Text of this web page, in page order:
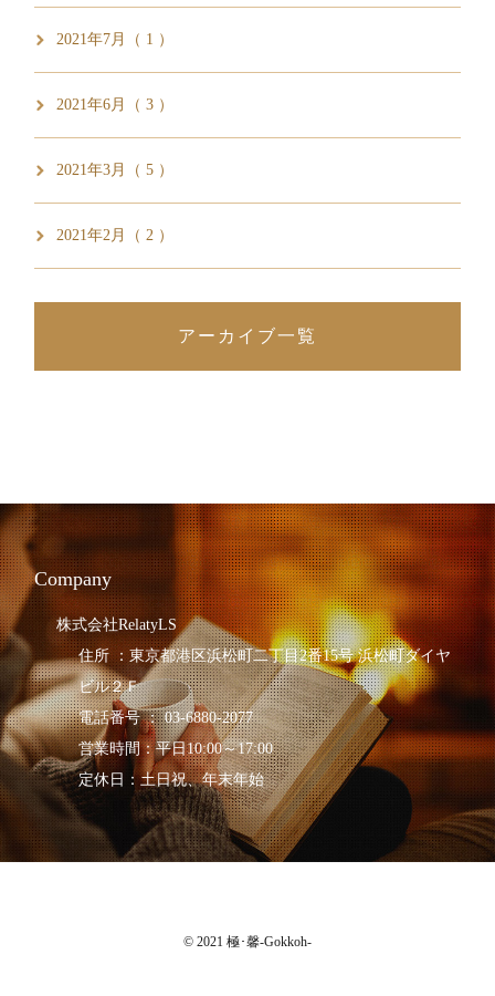
2021年7月（ 1 ）
2021年6月（ 3 ）
2021年3月（ 5 ）
2021年2月（ 2 ）
アーカイブ一覧
Company
株式会社RelatyLS
住所 ：東京都港区浜松町二丁目2番15号 浜松町ダイヤ
ビル２Ｆ
電話番号 ： 03-6880-2077
営業時間：平日10:00～17:00
定休日：土日祝、年末年始
© 2021 極･馨-Gokkoh-